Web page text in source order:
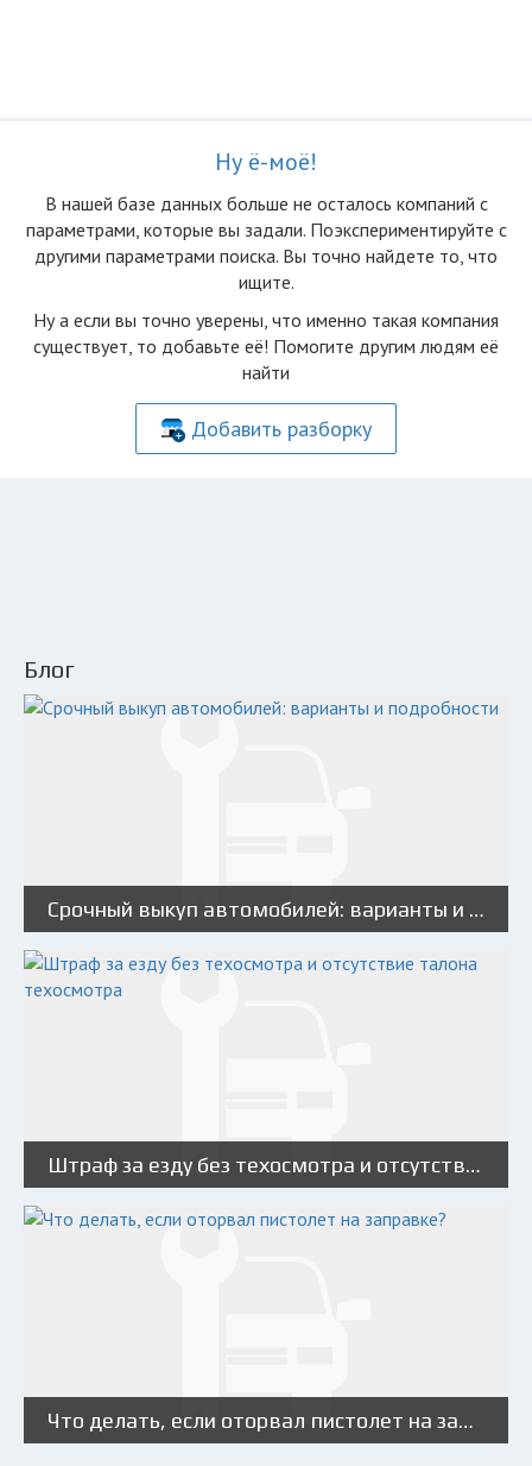
Ну ё-моё!
В нашей базе данных больше не осталоcь компаний с
параметрами, которые вы задали. Поэкспериментируйте с
другими параметрами поиска. Вы точно найдете то, что
ищите.
Ну а если вы точно уверены, что именно такая компания
существует, то добавьте её! Помогите другим людям её
найти
Добавить разборку
Блог
Срочный выкуп автомобилей: варианты и подробности
Штраф за езду без техосмотра и отсутствие талона техосмотра
Что делать, если оторвал пистолет на заправке?